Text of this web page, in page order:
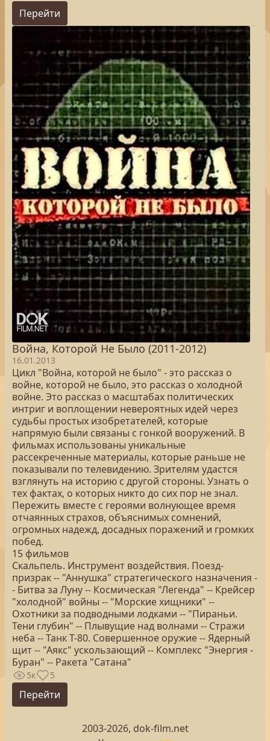
Перейти
Война, Которой Не Было (2011-2012)
16.01.2013
Цикл "Война, которой не было" - это рассказ о
войне, которой не было, это рассказ о холодной
войне. Это рассказ о масштабах политических
интриг и воплощении невероятных идей через
судьбы простых изобретателей, которые
напрямую были связаны с гонкой вооружений. В
фильмах использованы уникальные
рассекреченные материалы, которые раньше не
показывали по телевидению. Зрителям удастся
взглянуть на историю с другой стороны. Узнать о
тех фактах, о которых никто до сих пор не знал.
Пережить вместе с героями волнующее время
отчаянных страхов, объяснимых сомнений,
огромных надежд, досадных поражений и громких
побед.
15 фильмов
Скальпель. Инструмент воздействия. Поезд-
призрак -- "Аннушка" стратегического назначения -
- Битва за Луну -- Космическая "Легенда" -- Крейсер
"холодной" войны -- "Морские хищники" --
Охотники за подводными лодками -- "Пираньи.
Тени глубин" -- Плывущие над волнами -- Стражи
неба -- Танк Т-80. Совершенное оружие -- Ядерный
щит -- "Аякс" ускользающий -- Комплекс "Энергия -
Буран" -- Ракета "Сатана"
5к 5
Перейти
2003-2026, dok-film.net